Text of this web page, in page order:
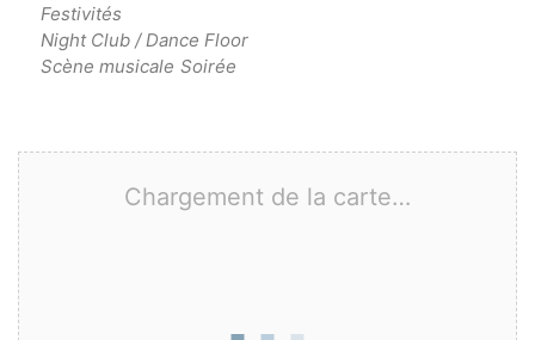
Festivités
Night Club / Dance Floor
Scène musicale Soirée
Chargement de la carte…